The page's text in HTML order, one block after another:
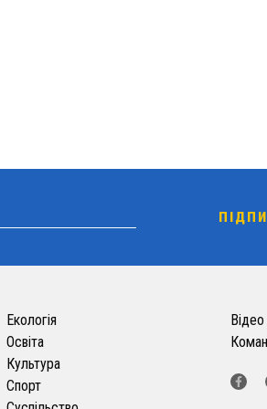
Екологія
Освіта
Культура
Спорт
Відео